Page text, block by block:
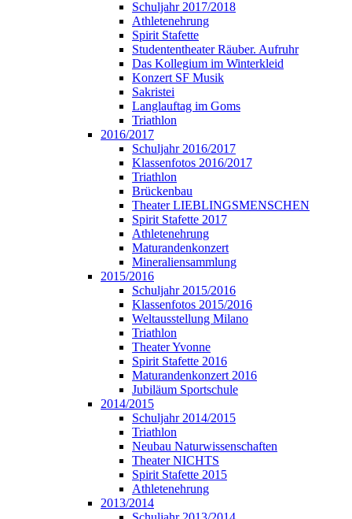
Schuljahr 2017/2018
Athletenehrung
Spirit Stafette
Studententheater Räuber. Aufruhr
Das Kollegium im Winterkleid
Konzert SF Musik
Sakristei
Langlauftag im Goms
Triathlon
2016/2017
Schuljahr 2016/2017
Klassenfotos 2016/2017
Triathlon
Brückenbau
Theater LIEBLINGSMENSCHEN
Spirit Stafette 2017
Athletenehrung
Maturandenkonzert
Mineraliensammlung
2015/2016
Schuljahr 2015/2016
Klassenfotos 2015/2016
Weltausstellung Milano
Triathlon
Theater Yvonne
Spirit Stafette 2016
Maturandenkonzert 2016
Jubiläum Sportschule
2014/2015
Schuljahr 2014/2015
Triathlon
Neubau Naturwissenschaften
Theater NICHTS
Spirit Stafette 2015
Athletenehrung
2013/2014